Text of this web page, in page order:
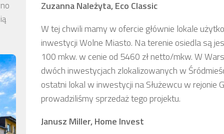
Zuzanna Należyta, Eco Classic
W tej chwili mamy w ofercie głównie lokale
inwestycji Wolne Miasto. Na terenie osiedla są
100 mkw. w cenie od 5460 zł netto/mkw. W
dwóch inwestycjach zlokalizowanych w
ostatni lokal w inwestycji na Służewcu w rejonie
prowadziliśmy sprzedaż tego projektu.
Janusz Miller, Home Invest